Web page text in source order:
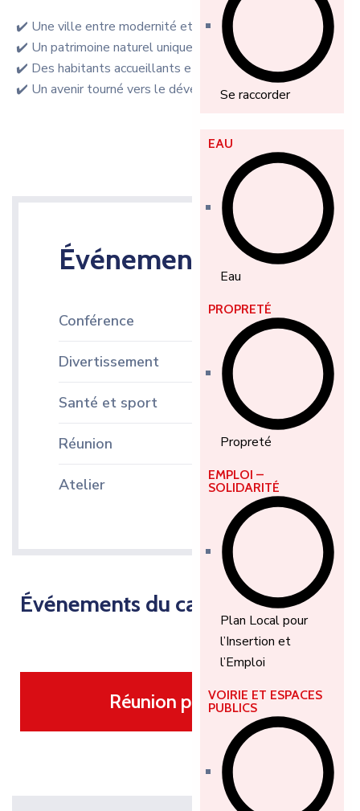
Se raccorder
EAU
Eau
PROPRETÉ
Propreté
EMPLOI –
SOLIDARITÉ
Plan Local pour
l’Insertion et
l’Emploi
VOIRIE ET ESPACES
PUBLICS
✔️ Une ville entre modernité et traditions
✔️ Un patrimoine naturel unique au monde
✔️ Des habitants accueillants et chaleureux
✔️ Un avenir tourné vers le développement durable
Événements
Conférence
Divertissement
Santé et sport
Réunion
Atelier
Événements du calendrier
Réunion publique